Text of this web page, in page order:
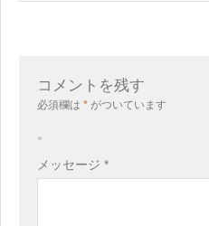
コメントを残す
必須欄は * がついています
。
メッセージ *